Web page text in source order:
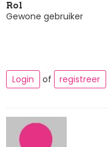
Rol
Gewone gebruiker
Login
of registreer